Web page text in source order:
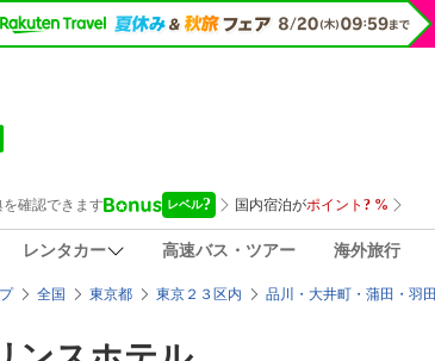
レンタカー 高速バス・ツアー 海外旅行
全国 東京都 東京２３区内 品川・大井町・蒲田・羽